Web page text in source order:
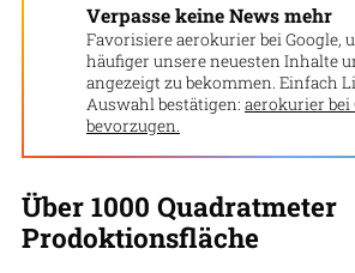
Verpasse keine News mehr
Favorisiere aerokurier bei Google,
häufiger unsere neuesten Inhalte
angezeigt zu bekommen. Einfach
Auswahl bestätigen: aerokurier bei
bevorzugen.
Über 1000 Quadratmeter
Prodoktionsfläche